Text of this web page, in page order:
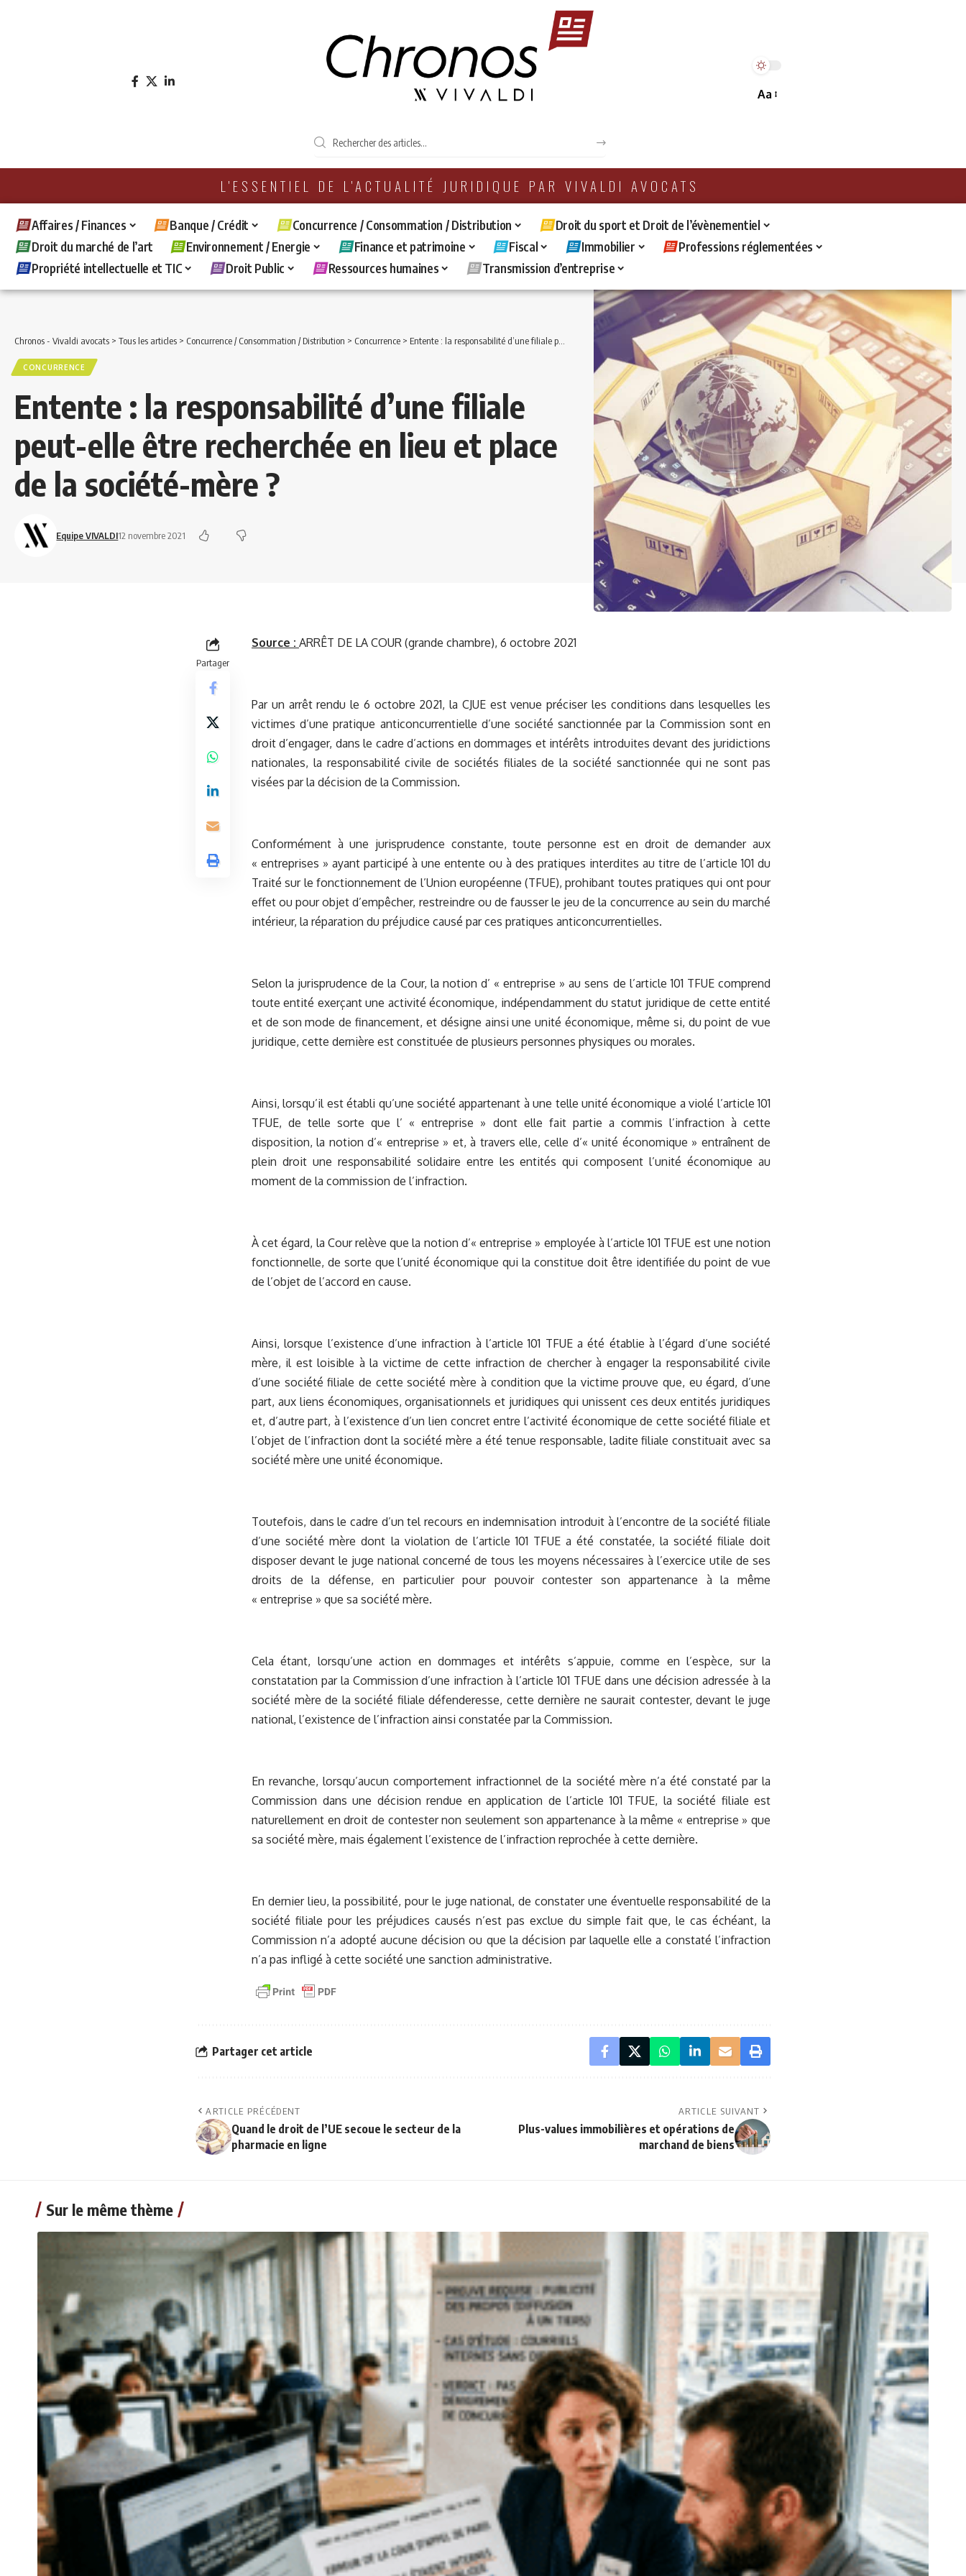
Aa
L'ESSENTIEL DE L'ACTUALITÉ JURIDIQUE PAR VIVALDI AVOCATS
Affaires / Finances Banque / Crédit Concurrence / Consommation / Distribution
Droit du sport et Droit de l’évènementiel
Droit du marché de l’art
Environnement / Energie Finance et patrimoine Fiscal Immobilier
Professions réglementées
Propriété intellectuelle et TIC
Droit Public Ressources humaines Transmission d’entreprise
Chronos - Vivaldi avocats > Tous les articles > Concurrence / Consommation / Distribution > Concurrence > Entente : la responsabilité d’une filiale peut-elle être recherchée en lieu et place de la société-mère ?
CONCURRENCE
Entente : la responsabilité d’une filiale
peut-elle être recherchée en lieu et place
de la société-mère ?
Equipe VIVALDI12 novembre 2021
Partager
Source : ARRÊT DE LA COUR (grande chambre), 6 octobre 2021
Par un arrêt rendu le 6 octobre 2021, la CJUE est venue préciser les conditions dans lesquelles les
victimes d’une pratique anticoncurrentielle d’une société sanctionnée par la Commission sont en
droit d’engager, dans le cadre d’actions en dommages et intérêts introduites devant des juridictions
nationales, la responsabilité civile de sociétés filiales de la société sanctionnée qui ne sont pas
visées par la décision de la Commission.
Conformément à une jurisprudence constante, toute personne est en droit de demander aux
« entreprises » ayant participé à une entente ou à des pratiques interdites au titre de l’article 101 du
Traité sur le fonctionnement de l’Union européenne (TFUE), prohibant toutes pratiques qui ont pour
effet ou pour objet d’empêcher, restreindre ou de fausser le jeu de la concurrence au sein du marché
intérieur, la réparation du préjudice causé par ces pratiques anticoncurrentielles.
Selon la jurisprudence de la Cour, la notion d’ « entreprise » au sens de l’article 101 TFUE comprend
toute entité exerçant une activité économique, indépendamment du statut juridique de cette entité
et de son mode de financement, et désigne ainsi une unité économique, même si, du point de vue
juridique, cette dernière est constituée de plusieurs personnes physiques ou morales.
Ainsi, lorsqu’il est établi qu’une société appartenant à une telle unité économique a violé l’article 101
TFUE, de telle sorte que l’ « entreprise » dont elle fait partie a commis l’infraction à cette
disposition, la notion d’« entreprise » et, à travers elle, celle d’« unité économique » entraînent de
plein droit une responsabilité solidaire entre les entités qui composent l’unité économique au
moment de la commission de l’infraction.
À cet égard, la Cour relève que la notion d’« entreprise » employée à l’article 101 TFUE est une notion
fonctionnelle, de sorte que l’unité économique qui la constitue doit être identifiée du point de vue
de l’objet de l’accord en cause.
Ainsi, lorsque l’existence d’une infraction à l’article 101 TFUE a été établie à l’égard d’une société
mère, il est loisible à la victime de cette infraction de chercher à engager la responsabilité civile
d’une société filiale de cette société mère à condition que la victime prouve que, eu égard, d’une
part, aux liens économiques, organisationnels et juridiques qui unissent ces deux entités juridiques
et, d’autre part, à l’existence d’un lien concret entre l’activité économique de cette société filiale et
l’objet de l’infraction dont la société mère a été tenue responsable, ladite filiale constituait avec sa
société mère une unité économique.
Toutefois, dans le cadre d’un tel recours en indemnisation introduit à l’encontre de la société filiale
d’une société mère dont la violation de l’article 101 TFUE a été constatée, la société filiale doit
disposer devant le juge national concerné de tous les moyens nécessaires à l’exercice utile de ses
droits de la défense, en particulier pour pouvoir contester son appartenance à la même
« entreprise » que sa société mère.
Cela étant, lorsqu’une action en dommages et intérêts s’appuie, comme en l’espèce, sur la
constatation par la Commission d’une infraction à l’article 101 TFUE dans une décision adressée à la
société mère de la société filiale défenderesse, cette dernière ne saurait contester, devant le juge
national, l’existence de l’infraction ainsi constatée par la Commission.
En revanche, lorsqu’aucun comportement infractionnel de la société mère n’a été constaté par la
Commission dans une décision rendue en application de l’article 101 TFUE, la société filiale est
naturellement en droit de contester non seulement son appartenance à la même « entreprise » que
sa société mère, mais également l’existence de l’infraction reprochée à cette dernière.
En dernier lieu, la possibilité, pour le juge national, de constater une éventuelle responsabilité de la
société filiale pour les préjudices causés n’est pas exclue du simple fait que, le cas échéant, la
Commission n’a adopté aucune décision ou que la décision par laquelle elle a constaté l’infraction
n’a pas infligé à cette société une sanction administrative.
Partager cet article
ARTICLE PRÉCÉDENT
Quand le droit de l’UE secoue le secteur de la
pharmacie en ligne
ARTICLE SUIVANT
Plus-values immobilières et opérations de
marchand de biens
Sur le même thème